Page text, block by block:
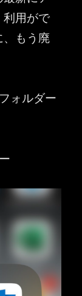
利用がで
、もう廃
ォルダー